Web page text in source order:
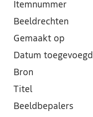
Itemnummer
Beeldrechten
Gemaakt op
Datum toegevoegd
Bron
Titel
Beeldbepalers